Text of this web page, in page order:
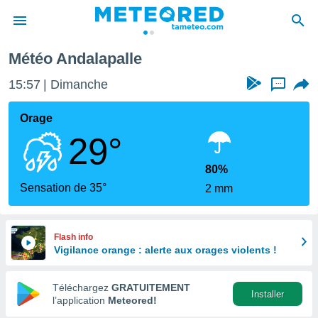
de
par
Météo Andalapalle
15:57 Dimanche ...
Orage
29°
Sensation de 35°
80%
2 mm
Flash info
Vigilance orange : alerte aux orages violents !
Téléchargez GRATUITEMENT
l’application Meteored!
Installer